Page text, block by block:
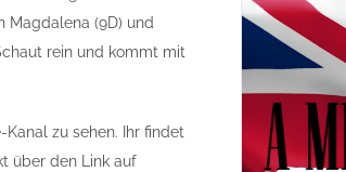
Magdalena (9D) und
rein und kommt mit
zu sehen. Ihr findet
über den Link auf